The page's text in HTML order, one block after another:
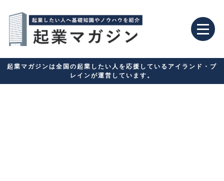
起業マガジンは全国の起業したい人を応援しているアイランド・ブ
レインが運営しています。